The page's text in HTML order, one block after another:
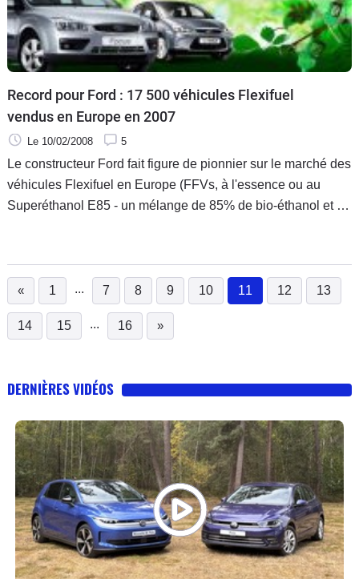
Record pour Ford : 17 500 véhicules Flexifuel
vendus en Europe en 2007
Le 10/02/2008 5
Le constructeur Ford fait figure de pionnier sur le marché des
véhicules Flexifuel en Europe (FFVs, à l'essence ou au
Superéthanol E85 - un mélange de 85% de bio-éthanol et de
« 1 ... 7 8 9 10 11
(current)
12 13
14 15 ... 16 »
DERNIÈRES VIDÉOS